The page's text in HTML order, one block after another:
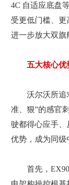
4C 自适应底盘
受更低门槛、更
进一步放大双旗
五大核心
沃尔沃所追
准、狠”的感官
驶都得心应手、
优势，成为同级
首先，